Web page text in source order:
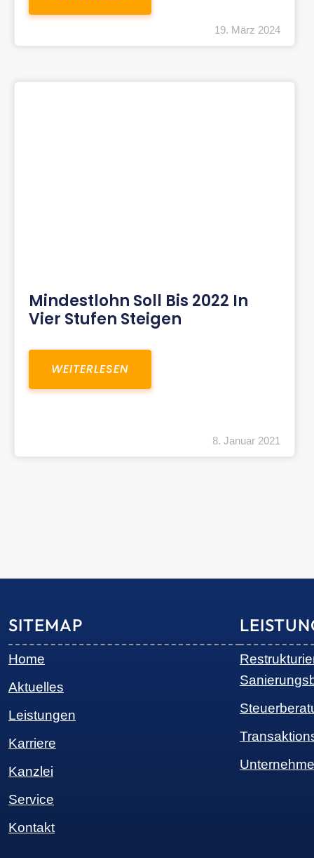
19. März 2024
Mindestlohn Soll Bis 2022 In
Vier Stufen Steigen
WEITERLESEN
8. Januar 2021
SITEMAP
Home
Aktuelles
Leistungen
Karriere
Kanzlei
Service
Kontakt